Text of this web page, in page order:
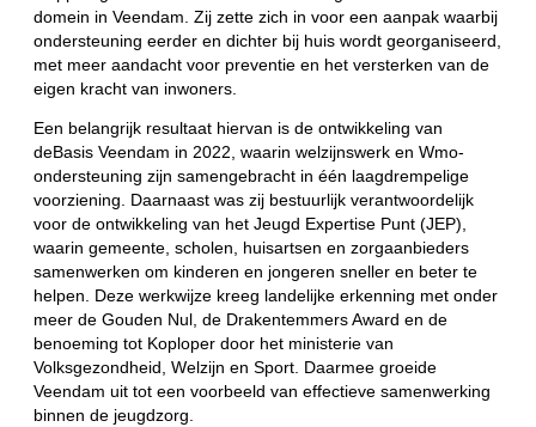
domein in Veendam. Zij zette zich in voor een aanpak waarbij
ondersteuning eerder en dichter bij huis wordt georganiseerd,
met meer aandacht voor preventie en het versterken van de
eigen kracht van inwoners.
Een belangrijk resultaat hiervan is de ontwikkeling van
deBasis Veendam in 2022, waarin welzijnswerk en Wmo-
ondersteuning zijn samengebracht in één laagdrempelige
voorziening. Daarnaast was zij bestuurlijk verantwoordelijk
voor de ontwikkeling van het Jeugd Expertise Punt (JEP),
waarin gemeente, scholen, huisartsen en zorgaanbieders
samenwerken om kinderen en jongeren sneller en beter te
helpen. Deze werkwijze kreeg landelijke erkenning met onder
meer de Gouden Nul, de Drakentemmers Award en de
benoeming tot Koploper door het ministerie van
Volksgezondheid, Welzijn en Sport. Daarmee groeide
Veendam uit tot een voorbeeld van effectieve samenwerking
binnen de jeugdzorg.